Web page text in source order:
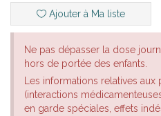
furoncles.Ajouter à Ma liste
Ne pas dépasser la dose
hors de portée des enfants.
Les informations relatives
(interactions
en garde spéciales, effets